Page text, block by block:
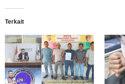
Terkait